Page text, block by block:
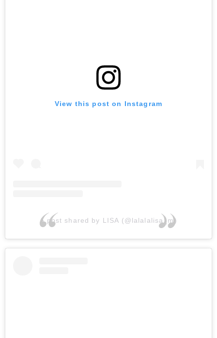
View this post on Instagram
A post shared by LISA (@lalalalisa_m)